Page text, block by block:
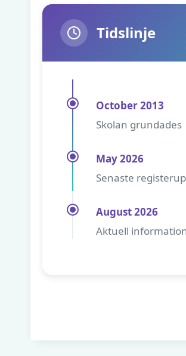
Tidslinje
October 2013
Skolan grundades
May 2026
Senaste
August 2026
Aktuell information